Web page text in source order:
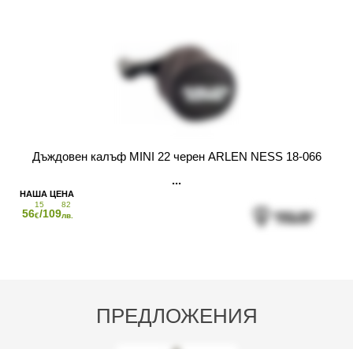
ПРЕДЛОЖЕНИЯ
Дъждовен калъф MINI 22 черен ARLEN NESS 18-066
56
15
€/109
82
лв.